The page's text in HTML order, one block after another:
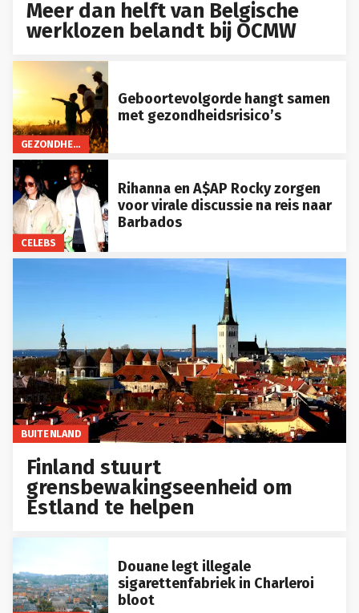
Meer dan helft van Belgische
werklozen belandt bij OCMW
GEZONDHEID
Geboortevolgorde hangt samen
met gezondheidsrisico’s
CELEBS
Rihanna en A$AP Rocky zorgen
voor virale discussie na reis naar
Barbados
BUITENLAND
Finland stuurt
grensbewakingseenheid om
Estland te helpen
Douane legt illegale
sigarettenfabriek in Charleroi
bloot